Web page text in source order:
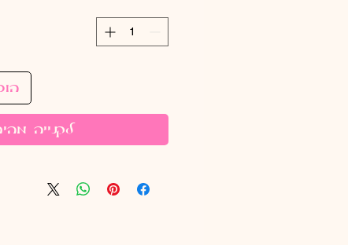
לקנייה